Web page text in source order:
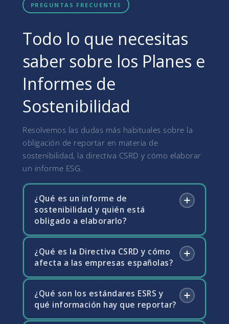
PREGUNTAS FRECUENTES
Todo lo que necesitas
saber sobre los Planes e
Informes de
Sostenibilidad
Resolvemos las dudas más habituales sobre la
obligación de reportar en materia de
sostenibilidad, la directiva CSRD y cómo elaborar
un informe ESG.
¿Qué es un informe de
sostenibilidad y quién está
obligado a elaborarlo?
Un informe de sostenibilidad es el
documento en el que una empresa divulga
información sobre su impacto ambiental,
social y de gobernanza (ESG). La Directiva
CSRD (Corporate Sustainability Reporting
Directive) amplía progresivamente la
¿Qué es la Directiva CSRD y cómo
afecta a las empresas españolas?
La CSRD es la directiva europea que reforma
y amplía las obligaciones de reporte de
sostenibilidad de las empresas. Sustituye a la
¿Qué son los estándares ESRS y
qué información hay que reportar?